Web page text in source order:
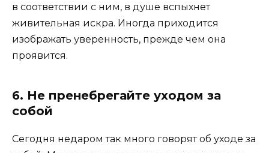
в соответствии с ним, в душе вспыхнет
живительная искра. Иногда приходится
изображать уверенность, прежде чем она
проявится.
6. Не пренебрегайте уходом за
собой
Сегодня недаром так много говорят об уходе за